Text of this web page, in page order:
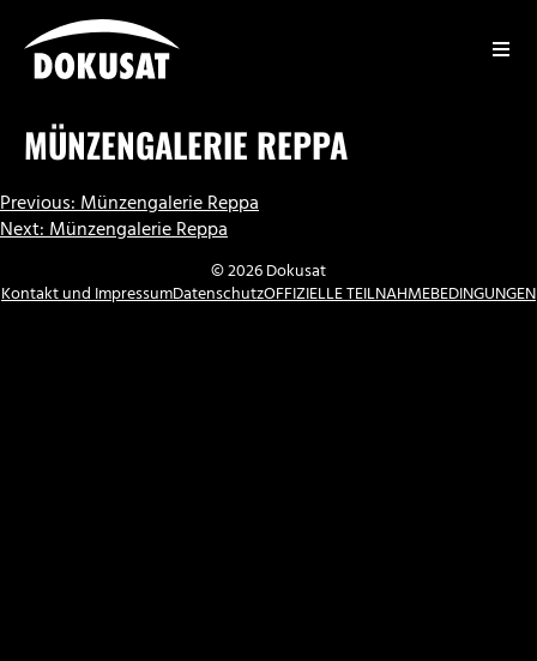
Inhalt
springen
MÜNZENGALERIE REPPA
BEITRAGSNAVIGATION
Previous:Münzengalerie Reppa
Next:Münzengalerie Reppa
© 2026 Dokusat
Kontakt und ImpressumDatenschutzOFFIZIELLE TEILNAHMEBEDINGUNGEN